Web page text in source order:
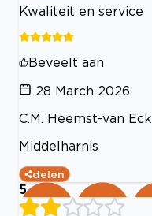
Kwaliteit en service
Beveelt aan
28 March 2026
C.M. Heemst-van Eck
Middelharnis
delen
5